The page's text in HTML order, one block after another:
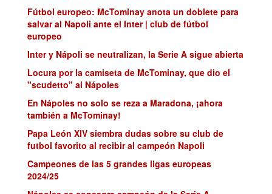
Fútbol europeo: McTominay anota un doblete para
salvar al Napoli ante el Inter | club de fútbol
europeo
Inter y Nápoli se neutralizan, la Serie A sigue abierta
Locura por la camiseta de McTominay, que dio el
"scudetto" al Nápoles
En Nápoles no solo se reza a Maradona, ¡ahora
también a McTominay!
Papa León XIV siembra dudas sobre su club de
futbol favorito al recibir al campeón Napoli
Campeones de las 5 grandes ligas europeas
2024/25